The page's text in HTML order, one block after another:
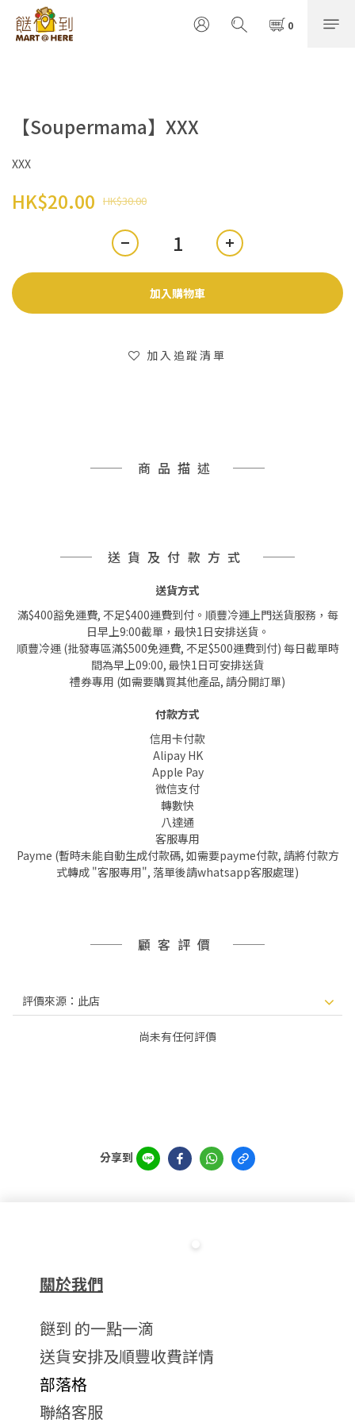
【Soupermama】XXX
XXX
HK$30.00
HK$20.00
加入購物車
加入追蹤清單
商品描述
送貨及付款方式
送貨方式
滿$400豁免運費, 不足$400運費到付。順豐冷運上門送貨服務，每
日早上9:00截單，最快1日安排送貨。
順豐冷運 (批發專區滿$500免運費, 不足$500運費到付) 每日截單時
間為早上09:00, 最快1日可安排送貨
禮券專用 (如需要購買其他產品, 請分開訂單)
付款方式
信用卡付款
Alipay HK
Apple Pay
微信支付
轉數快
八達通
客服專用
Payme (暫時未能自動生成付款碼, 如需要payme付款, 請將付款方
式轉成 "客服專用", 落單後請whatsapp客服處理)
顧客評價
尚未有任何評價
分享到
關於我們
餸到 的一點一滴
送貨安排及順豐收費詳情
部落格
聯絡客服